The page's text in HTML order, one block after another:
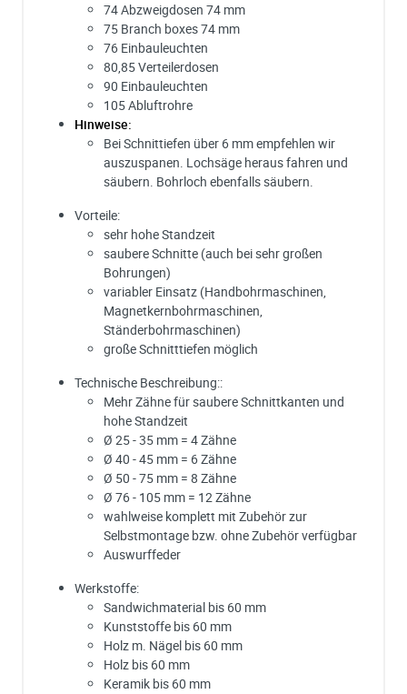
74 Abzweigdosen 74 mm
75 Branch boxes 74 mm
76 Einbauleuchten
80,85 Verteilerdosen
90 Einbauleuchten
105 Abluftrohre
Hinweise:
Bei Schnittiefen über 6 mm empfehlen wir
auszuspanen. Lochsäge heraus fahren und
säubern. Bohrloch ebenfalls säubern.
Vorteile:
sehr hohe Standzeit
saubere Schnitte (auch bei sehr großen
Bohrungen)
variabler Einsatz (Handbohrmaschinen,
Magnetkernbohrmaschinen,
Ständerbohrmaschinen)
große Schnitttiefen möglich
Technische Beschreibung::
Mehr Zähne für saubere Schnittkanten und
hohe Standzeit
Ø 25 - 35 mm = 4 Zähne
Ø 40 - 45 mm = 6 Zähne
Ø 50 - 75 mm = 8 Zähne
Ø 76 - 105 mm = 12 Zähne
wahlweise komplett mit Zubehör zur
Selbstmontage bzw. ohne Zubehör verfügbar
Auswurffeder
Werkstoffe:
Sandwichmaterial bis 60 mm
Kunststoffe bis 60 mm
Holz m. Nägel bis 60 mm
Holz bis 60 mm
Keramik bis 60 mm